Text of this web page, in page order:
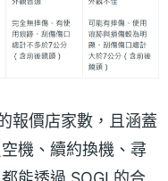
報價店家數，且涵蓋
機、續約換機、尋